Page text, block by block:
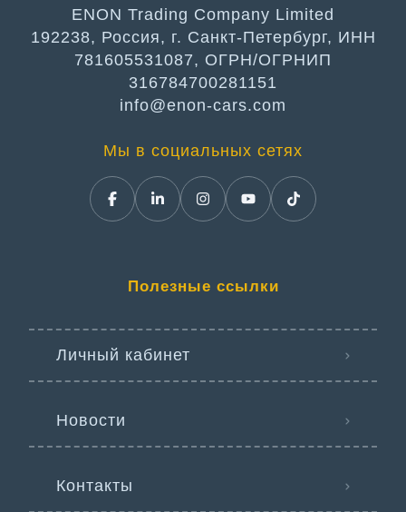
ENON Trading Company Limited
192238, Россия, г. Санкт-Петербург, ИНН
781605531087, ОГРН/ОГРНИП
316784700281151
info@enon-cars.com
Мы в социальных сетях
Полезные ссылки
Личный кабинет
Новости
Контакты